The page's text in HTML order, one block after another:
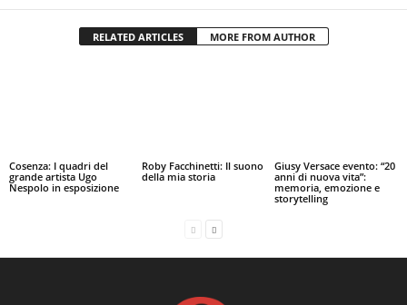
RELATED ARTICLES MORE FROM AUTHOR
Cosenza: I quadri del
grande artista Ugo
Nespolo in esposizione
Roby Facchinetti: Il suono
della mia storia
Giusy Versace evento: “20
anni di nuova vita”:
memoria, emozione e
storytelling